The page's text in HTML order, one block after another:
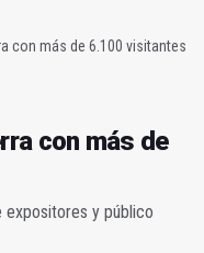
con más de 6.100 visitantes
con más de
expositores y público